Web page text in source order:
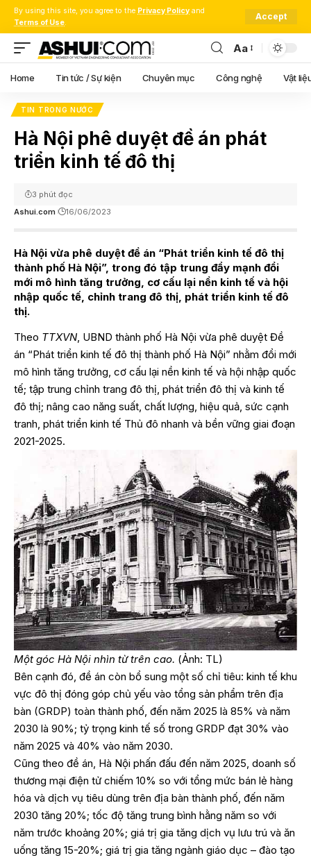
By using this site, you agree to the Privacy Policy and
Terms of Use.
Accept
Font
Resizer
Aa
Home Tin tức / Sự kiện Chuyên mục Công nghệ Vật
TIN TRONG NƯỚC
Hà Nội phê duyệt đề án phát
triển kinh tế đô thị
Ashui.com 16/06/2023
3 phút đọc
Hà Nội vừa phê duyệt đề án “Phát triển kinh tế đô thị
thành phố Hà Nội”, trong đó tập trung đẩy mạnh đổi
mới mô hình tăng trưởng, cơ cấu lại nền kinh tế và hội
nhập quốc tế, chỉnh trang đô thị, phát triển kinh tế đô
thị.
Theo TTXVN , UBND thành phố Hà Nội vừa phê duyệt Đề
án “Phát triển kinh tế đô thị thành phố Hà Nội” nhằm đổi mới
mô hình tăng trưởng, cơ cấu lại nền kinh tế và hội nhập quốc
tế; tập trung chỉnh trang đô thị, phát triển đô thị và kinh tế
đô thị; nâng cao năng suất, chất lượng, hiệu quả, sức cạnh
tranh, phát triển kinh tế Thủ đô nhanh và bền vững giai đoạn
2021-2025.
Một góc Hà Nội nhìn từ trên cao. (Ảnh: TL)
Bên cạnh đó, đề án còn bổ sung một số chỉ tiêu: kinh tế khu
vực đô thị đóng góp chủ yếu vào tổng sản phẩm trên địa
bàn (GRDP) toàn thành phố, đến năm 2025 là 85% và năm
2030 là 90%; tỷ trọng kinh tế số trong GRDP đạt 30% vào
năm 2025 và 40% vào năm 2030.
Cũng theo đề án, Hà Nội phấn đấu đến năm 2025, doanh số
thương mại điện tử chiếm 10% so với tổng mức bán lẻ hàng
hóa và dịch vụ tiêu dùng trên địa bàn thành phố, đến năm
2030 tăng 20%; tốc độ tăng trung bình hằng năm so với
năm trước khoảng 20%; giá trị gia tăng dịch vụ lưu trú và ăn
uống tăng 15-20%; giá trị gia tăng ngành giáo dục – đào tạo